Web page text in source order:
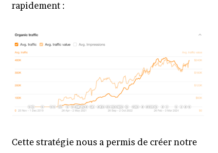
rapidement :
Cette stratégie nous a permis de créer notre